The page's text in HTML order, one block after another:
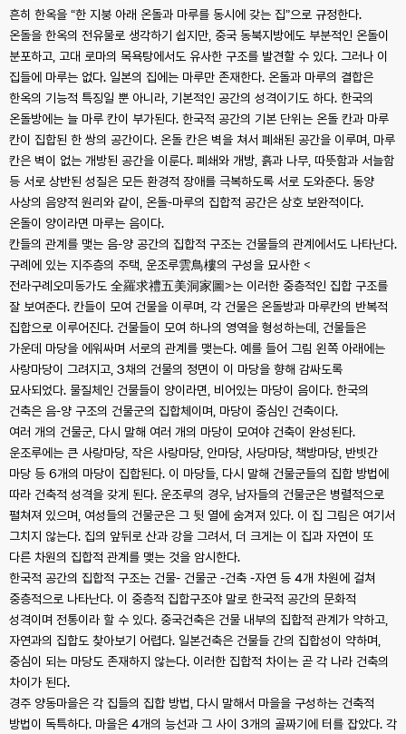
흔히 한옥을 “한 지붕 아래 온돌과 마루를 동시에 갖는 집”으로 규정한다.
온돌을 한옥의 전유물로 생각하기 쉽지만, 중국 동북지방에도 부분적인 온돌이
분포하고, 고대 로마의 목욕탕에서도 유사한 구조를 발견할 수 있다. 그러나 이
집들에 마루는 없다. 일본의 집에는 마루만 존재한다. 온돌과 마루의 결합은
한옥의 기능적 특징일 뿐 아니라, 기본적인 공간의 성격이기도 하다. 한국의
온돌방에는 늘 마루 칸이 부가된다. 한국적 공간의 기본 단위는 온돌 칸과 마루
칸이 집합된 한 쌍의 공간이다. 온돌 칸은 벽을 쳐서 폐쇄된 공간을 이루며, 마루
칸은 벽이 없는 개방된 공간을 이룬다. 폐쇄와 개방, 흙과 나무, 따뜻함과 서늘함
등 서로 상반된 성질은 모든 환경적 장애를 극복하도록 서로 도와준다. 동양
사상의 음양적 원리와 같이, 온돌-마루의 집합적 공간은 상호 보완적이다.
온돌이 양이라면 마루는 음이다.
칸들의 관계를 맺는 음-양 공간의 집합적 구조는 건물들의 관계에서도 나타난다.
구례에 있는 지주층의 주택, 운조루雲鳥樓의 구성을 묘사한 <
전라구례오미동가도 全羅求禮五美洞家圖>는 이러한 중층적인 집합 구조를
잘 보여준다. 칸들이 모여 건물을 이루며, 각 건물은 온돌방과 마루칸의 반복적
집합으로 이루어진다. 건물들이 모여 하나의 영역을 형성하는데, 건물들은
가운데 마당을 에워싸며 서로의 관계를 맺는다. 예를 들어 그림 왼쪽 아래에는
사랑마당이 그려지고, 3채의 건물의 정면이 이 마당을 향해 감싸도록
묘사되었다. 물질체인 건물들이 양이라면, 비어있는 마당이 음이다. 한국의
건축은 음-양 구조의 건물군의 집합체이며, 마당이 중심인 건축이다.
여러 개의 건물군, 다시 말해 여러 개의 마당이 모여야 건축이 완성된다.
운조루에는 큰 사랑마당, 작은 사랑마당, 안마당, 사당마당, 책방마당, 반빗간
마당 등 6개의 마당이 집합된다. 이 마당들, 다시 말해 건물군들의 집합 방법에
따라 건축적 성격을 갖게 된다. 운조루의 경우, 남자들의 건물군은 병렬적으로
펼쳐져 있으며, 여성들의 건물군은 그 뒷 열에 숨겨져 있다. 이 집 그림은 여기서
그치지 않는다. 집의 앞뒤로 산과 강을 그려서, 더 크게는 이 집과 자연이 또
다른 차원의 집합적 관계를 맺는 것을 암시한다.
한국적 공간의 집합적 구조는 건물- 건물군 -건축 -자연 등 4개 차원에 걸쳐
중층적으로 나타난다. 이 중층적 집합구조야 말로 한국적 공간의 문화적
성격이며 전통이라 할 수 있다. 중국건축은 건물 내부의 집합적 관계가 약하고,
자연과의 집합도 찾아보기 어렵다. 일본건축은 건물들 간의 집합성이 약하며,
중심이 되는 마당도 존재하지 않는다. 이러한 집합적 차이는 곧 각 나라 건축의
차이가 된다.
경주 양동마을은 각 집들의 집합 방법, 다시 말해서 마을을 구성하는 건축적
방법이 독특하다. 마을은 4개의 능선과 그 사이 3개의 골짜기에 터를 잡았다. 각